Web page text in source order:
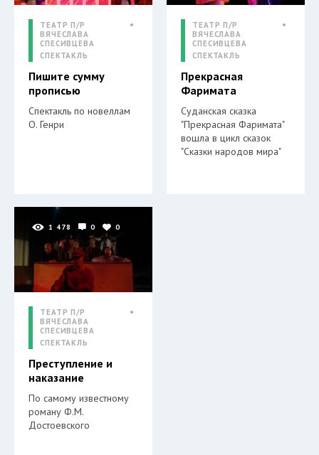
ТЕАТР П/Р
ВЯЧЕСЛАВА
СПЕСИВЦЕВА
СПЕКТАКЛЬ
Пишите сумму
прописью
Спектакль по новеллам
О. Генри
ТЕАТР П/Р
ВЯЧЕСЛАВА
СПЕСИВЦЕВА
СПЕКТАКЛЬ
Прекрасная
Фаримата
Суданская сказка
"Прекрасная Фаримата"
вошла в цикл сказок
"Сказки народов мира"
1 478 0 0
ТЕАТР П/Р
ВЯЧЕСЛАВА
СПЕСИВЦЕВА
СПЕКТАКЛЬ
Преступление и
наказание
По самому известному
роману Ф.М.
Достоевского